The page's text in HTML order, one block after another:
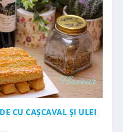
CU CAȘCAVAL ȘI ULEI